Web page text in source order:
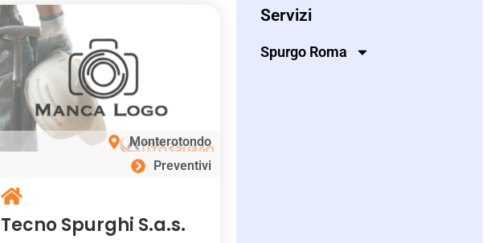
Monterotondo
Preventivi
Tecno Spurghi S.a.s.
Servizi
Spurgo Roma